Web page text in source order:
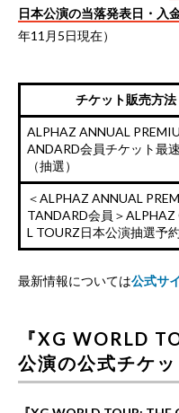
日本公演の当落発表日・入
年11月5日現在）
チケット販売方法
ALPHAZ ANNUAL
ANDARD会員チケット最
（抽選）
＜ALPHAZ ANNUAL
TANDARD会員＞ALPHAZ
L TOURZ日本公演抽選予約
最新情報については公式サ
『XG WORLD
公演の公式チケ